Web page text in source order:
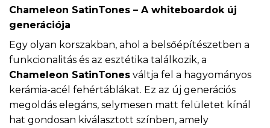
Chameleon SatinTones – A whiteboardok új
generációja
Egy olyan korszakban, ahol a belsőépítészetben a
funkcionalitás és az esztétika találkozik, a
Chameleon SatinTones váltja fel a hagyományos
kerámia-acél fehértáblákat. Ez az új generációs
megoldás elegáns, selymesen matt felületet kínál
hat gondosan kiválasztott színben, amely